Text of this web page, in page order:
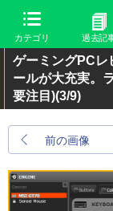
カテゴリ 過去記
ゲーミングPC
ールが大充実。
要注目)(3/9)
前の画像